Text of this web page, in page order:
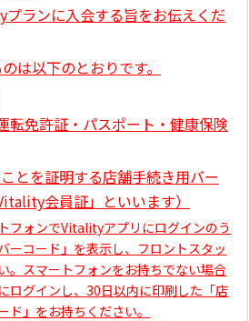
ランに入会する旨をお伝えくだ
は以下のとおりです。
転免許証・パスポート・健康保険
とを証明する店舗手続き用バー
会員証」といいます）
フォンでVitalityアプリにログインのう
ーコード」を表示し、フロントスタッ
。スマートフォンをお持ちでない場合
ログインし、30日以内に印刷した「店
ド」をお持ちください。